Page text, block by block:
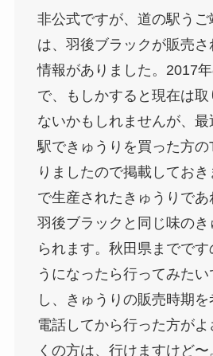
非公式ですが、道の駅 う
は、羽後ブラックが販売さ
情報がありました。2017
で、もしかすると現在は
ないかもしれませんが、
駅できゅうりを買った方
りましたので掲載してお
で生産されたきゅうりであ
羽後ブラックと同じ味のき
られます。秋田県までです
うになったら行ってみた
し、きゅうりの販売時期
電話してから行った方が
くの方は、行けますけど〜